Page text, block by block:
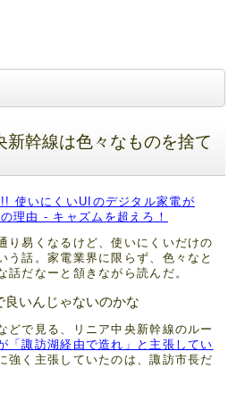
新幹線は色々なものを捨て
使いにくいUIのデジタル家電が
理由 - キャズムを超えろ！
り易くなるけど、使いにくいだけの
う話。家電業界に限らず、色々なと
話だなーと頷きながら読んだ。
良いんじゃないのかな
どで見る、リニア中央新幹線のルー
「諏訪湖経由で造れ」と主張してい
強く主張していたのは、諏訪市長だ